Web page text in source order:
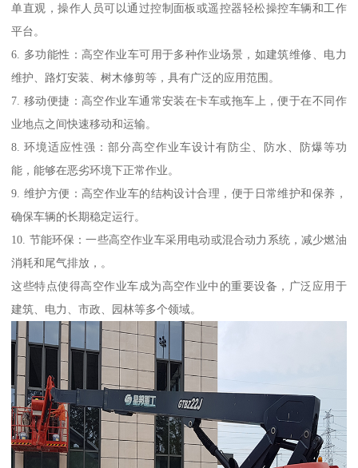
单直观，操作人员可以通过控制面板或遥控器轻松操控车辆和工作
平台。
6. 多功能性：高空作业车可用于多种作业场景，如建筑维修、电力
维护、路灯安装、树木修剪等，具有广泛的应用范围。
7. 移动便捷：高空作业车通常安装在卡车或拖车上，便于在不同作
业地点之间快速移动和运输。
8. 环境适应性强：部分高空作业车设计有防尘、防水、防爆等功
能，能够在恶劣环境下正常作业。
9. 维护方便：高空作业车的结构设计合理，便于日常维护和保养，
确保车辆的长期稳定运行。
10. 节能环保：一些高空作业车采用电动或混合动力系统，减少燃油
消耗和尾气排放，。
这些特点使得高空作业车成为高空作业中的重要设备，广泛应用于
建筑、电力、市政、园林等多个领域。